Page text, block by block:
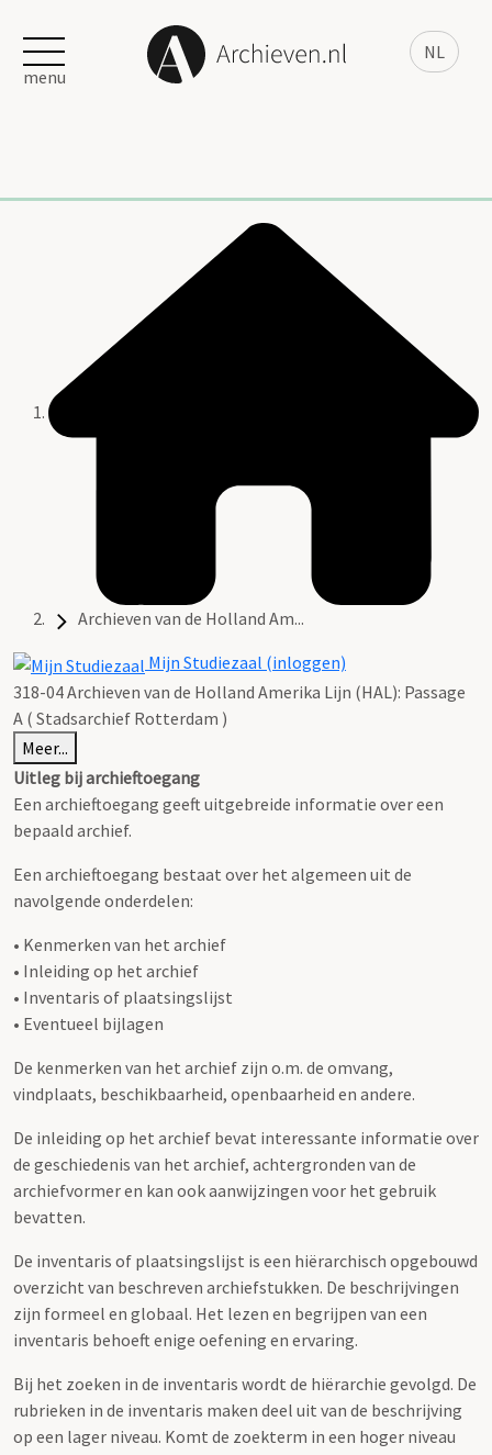
NL
menu
Archieven van de Holland Am...
Mijn Studiezaal (inloggen)
318-04 Archieven van de Holland Amerika Lijn (HAL): Passage
A ( Stadsarchief Rotterdam )
Meer...
Uitleg bij archieftoegang
Een archieftoegang geeft uitgebreide informatie over een
bepaald archief.
Een archieftoegang bestaat over het algemeen uit de
navolgende onderdelen:
• Kenmerken van het archief
• Inleiding op het archief
• Inventaris of plaatsingslijst
• Eventueel bijlagen
De kenmerken van het archief zijn o.m. de omvang,
vindplaats, beschikbaarheid, openbaarheid en andere.
De inleiding op het archief bevat interessante informatie over
de geschiedenis van het archief, achtergronden van de
archiefvormer en kan ook aanwijzingen voor het gebruik
bevatten.
De inventaris of plaatsingslijst is een hiërarchisch opgebouwd
overzicht van beschreven archiefstukken. De beschrijvingen
zijn formeel en globaal. Het lezen en begrijpen van een
inventaris behoeft enige oefening en ervaring.
Bij het zoeken in de inventaris wordt de hiërarchie gevolgd. De
rubrieken in de inventaris maken deel uit van de beschrijving
op een lager niveau. Komt de zoekterm in een hoger niveau